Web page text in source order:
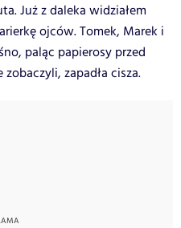
Już z daleka widziałem
ojców. Tomek, Marek i
paląc papierosy przed
zapadła cisza.